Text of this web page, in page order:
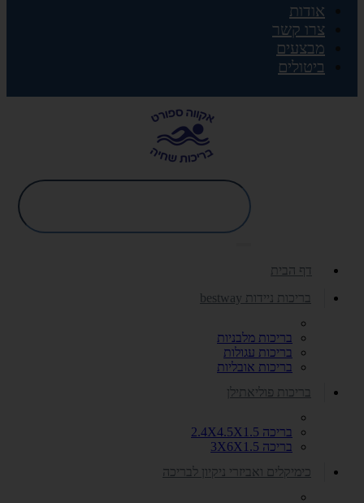
אודות
צרו קשר
מבצעים
ביטולים
דף הבית
בריכות ניידות bestway
בריכות מלבניות
בריכות עגולות
בריכות אובליות
בריכות פוליאתילן
בריכה 2.4X4.5X1.5
בריכה 3X6X1.5
כימיקלים ואביזרי ניקיון לבריכה